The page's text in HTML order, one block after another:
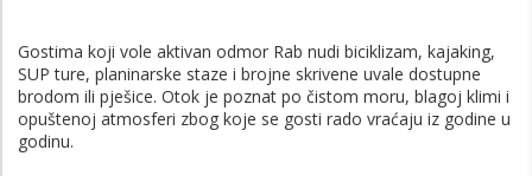
Gostima koji vole aktivan odmor Rab nudi biciklizam, kajaking,
SUP ture, planinarske staze i brojne skrivene uvale dostupne
brodom ili pješice. Otok je poznat po čistom moru, blagoj klimi i
opuštenoj atmosferi zbog koje se gosti rado vraćaju iz godine u
godinu.